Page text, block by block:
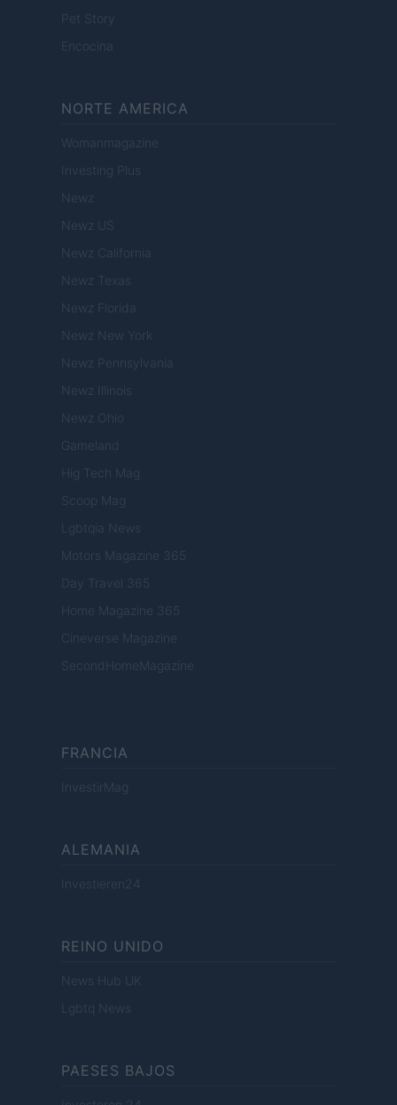
Pet Story
Encocina
NORTE AMERICA
Womanmagazine
Investing Plus
Newz
Newz US
Newz California
Newz Texas
Newz Florida
Newz New York
Newz Pennsylvania
Newz Illinois
Newz Ohio
Gameland
Hig Tech Mag
Scoop Mag
Lgbtqia News
Motors Magazine 365
Day Travel 365
Home Magazine 365
Cineverse Magazine
SecondHomeMagazine
FRANCIA
InvestirMag
ALEMANIA
Investieren24
REINO UNIDO
News Hub UK
Lgbtq News
PAESES BAJOS